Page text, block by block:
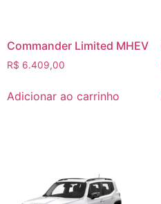
Commander Limited MHEV
R$ 6.409,00
Adicionar ao carrinho